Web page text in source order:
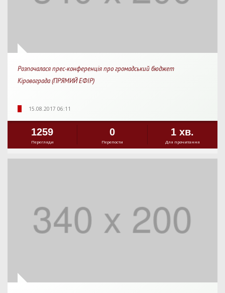
Розпочалася прес-конференція про громадський бюджет
Кіровограда (ПРЯМИЙ ЕФІР)
15.08.2017 06:11
1259
Перегляди
0
Перепости
1 хв.
Для прочитання